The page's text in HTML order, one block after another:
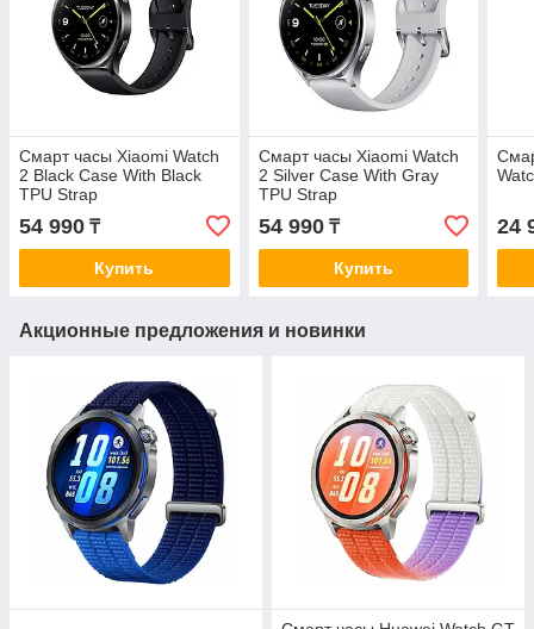
Смарт часы Xiaomi Watch
2 Black Case With Black
TPU Strap
54 990 ₸
Купить
Смарт часы Xiaomi Watch
2 Silver Case With Gray
TPU Strap
54 990₸
Купить
24
Акционные предложения и новинки